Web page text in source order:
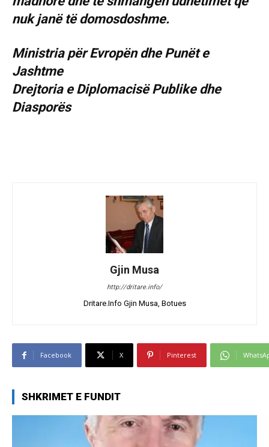
nuk janë të domosdoshme.
Ministria për Evropën dhe Punët e
Jashtme
Drejtoria e Diplomacisë Publike dhe
Diasporës
Gjin Musa
http://dritare.info/
Dritare.Info Gjin Musa, Botues
Facebook X Pinterest
SHKRIMET E FUNDIT